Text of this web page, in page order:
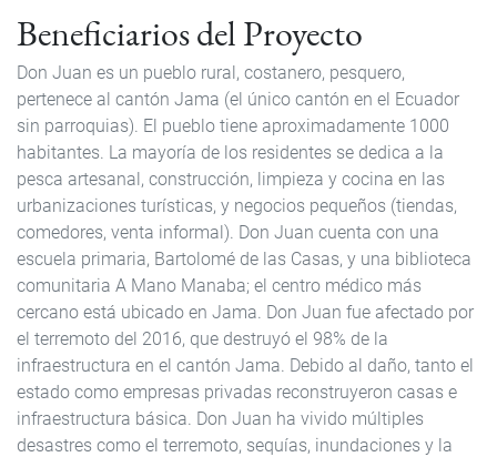
Beneficiarios del Proyecto
Don Juan es un pueblo rural, costanero, pesquero,
pertenece al cantón Jama (el único cantón en el Ecuador
sin parroquias). El pueblo tiene aproximadamente 1000
habitantes. La mayoría de los residentes se dedica a la
pesca artesanal, construcción, limpieza y cocina en las
urbanizaciones turísticas, y negocios pequeños (tiendas,
comedores, venta informal). Don Juan cuenta con una
escuela primaria, Bartolomé de las Casas, y una biblioteca
comunitaria A Mano Manaba; el centro médico más
cercano está ubicado en Jama. Don Juan fue afectado por
el terremoto del 2016, que destruyó el 98% de la
infraestructura en el cantón Jama. Debido al daño, tanto el
estado como empresas privadas reconstruyeron casas e
infraestructura básica. Don Juan ha vivido múltiples
desastres como el terremoto, sequías, inundaciones y la